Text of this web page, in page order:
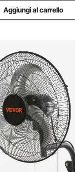
Aggiungi al carrello